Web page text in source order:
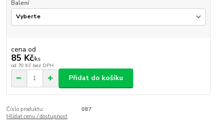
Balení
cena od
85 Kč/ks
od 70 Kč bez DPH
Přidat do košíku
Číslo produktu:
087
Hlídat cenu / dostupnost